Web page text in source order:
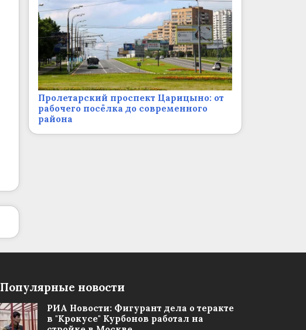
Пролетарский проспект Царицыно: от
рабочего посёлка до современного
района
Популярные новости
РИА Новости: Фигурант дела о теракте
в "Крокусе" Курбонов работал на